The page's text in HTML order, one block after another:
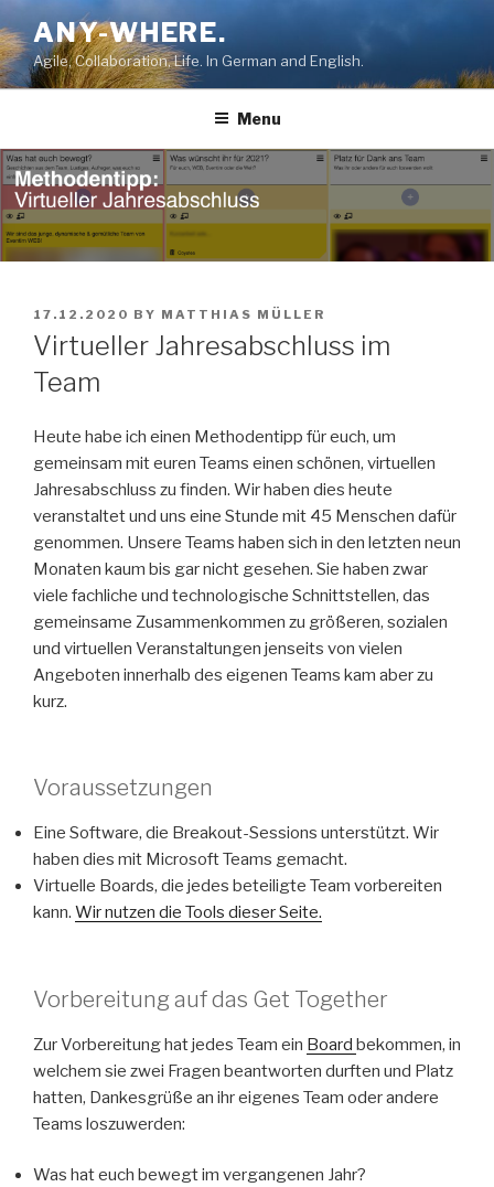
Skip
to
content
ANY-WHERE.
Agile, Collaboration, Life. In German and English.
Menu
POSTED
ON
17.12.2020 BY MATTHIAS MÜLLER
Virtueller Jahresabschluss im
Team
Heute habe ich einen Methodentipp für euch, um
gemeinsam mit euren Teams einen schönen, virtuellen
Jahresabschluss zu finden. Wir haben dies heute
veranstaltet und uns eine Stunde mit 45 Menschen dafür
genommen. Unsere Teams haben sich in den letzten neun
Monaten kaum bis gar nicht gesehen. Sie haben zwar
viele fachliche und technologische Schnittstellen, das
gemeinsame Zusammenkommen zu größeren, sozialen
und virtuellen Veranstaltungen jenseits von vielen
Angeboten innerhalb des eigenen Teams kam aber zu
kurz.
Voraussetzungen
Eine Software, die Breakout-Sessions unterstützt. Wir
haben dies mit Microsoft Teams gemacht.
Virtuelle Boards, die jedes beteiligte Team vorbereiten
kann. Wir nutzen die Tools dieser Seite.
Vorbereitung auf das Get Together
Zur Vorbereitung hat jedes Team ein Board bekommen, in
welchem sie zwei Fragen beantworten durften und Platz
hatten, Dankesgrüße an ihr eigenes Team oder andere
Teams loszuwerden:
Was hat euch bewegt im vergangenen Jahr?